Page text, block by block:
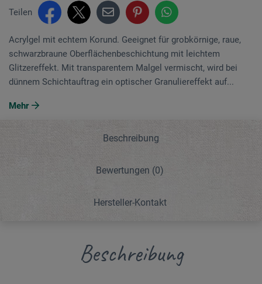
Teilen
Acrylgel mit echtem Korund. Geeignet für grobkörnige, raue,
schwarzbraune Oberflächenbeschichtung mit leichtem
Glitzereffekt. Mit transparentem Malgel vermischt, wird bei
dünnem Schichtauftrag ein optischer Granuliereffekt auf...
Mehr
Beschreibung
Bewertungen (0)
Hersteller-Kontakt
Beschreibung